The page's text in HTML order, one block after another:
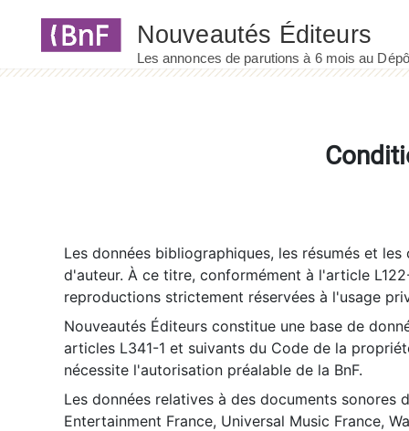
Les données bibliographiques, les résumés et
d'auteur. À ce titre, conformément à l'article
reproductions strictement réservées à l'usage
Nouveautés Éditeurs constitue une base de
articles L341-1 et suivants du Code de la
nécessite l'autorisation préalable de la BnF.
Les données relatives à des documents sonores
Entertainment France, Universal Music France,